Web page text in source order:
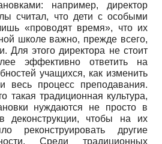
например, директор
считал, что дети с особыми
«проводят время», что их
школе важно, прежде всего,
Для этого директора не стоит
эффективно ответить на
учащихся, как изменить
весь процесс преподавания.
такая традиционная культура,
нуждаются не просто в
деконструкции, чтобы на их
реконструировать другие
Среди традиционных